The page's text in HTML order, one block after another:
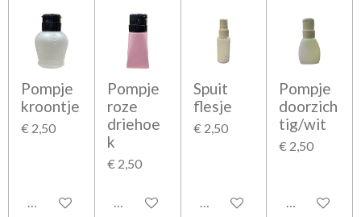
Pompje
kroontje
€ 2,50
In winkelwagen
Pompje
roze
driehoe
k
€ 2,50
In winkelwagen
Spuit
flesje
€ 2,50
In winkelwagen
Pompje
doorzich
tig/wit
€ 2,50
In